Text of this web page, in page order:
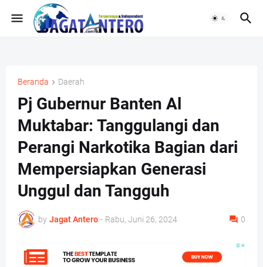
Beranda Daerah
Pj Gubernur Banten Al
Muktabar: Tanggulangi dan
Perangi Narkotika Bagian dari
Mempersiapkan Generasi
Unggul dan Tangguh
by Jagat Antero - Rabu, Juni 26, 2024 0